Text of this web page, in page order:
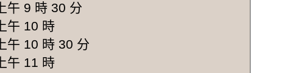
上午 9 時 30 分
上午 10 時
上午 10 時 30 分
上午 11 時